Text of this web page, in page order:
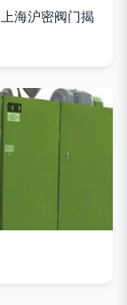
海沪密阀门揭